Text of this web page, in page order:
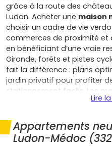
grâce à la route des
Ludon. Acheter une maison
choisir un cadre de vie
commerces de proximité et
en bénéficiant d’une vraie
Gironde, forêts et pistes
fait la différence : plans
jardin privatif pour profiter
stationnement facile. Les
exigences de la RE2020
économes (pompe à
intelligente), de quoi alléger
pouvoir d’achat dans la
Lire
Appartements
Ludon-Médoc